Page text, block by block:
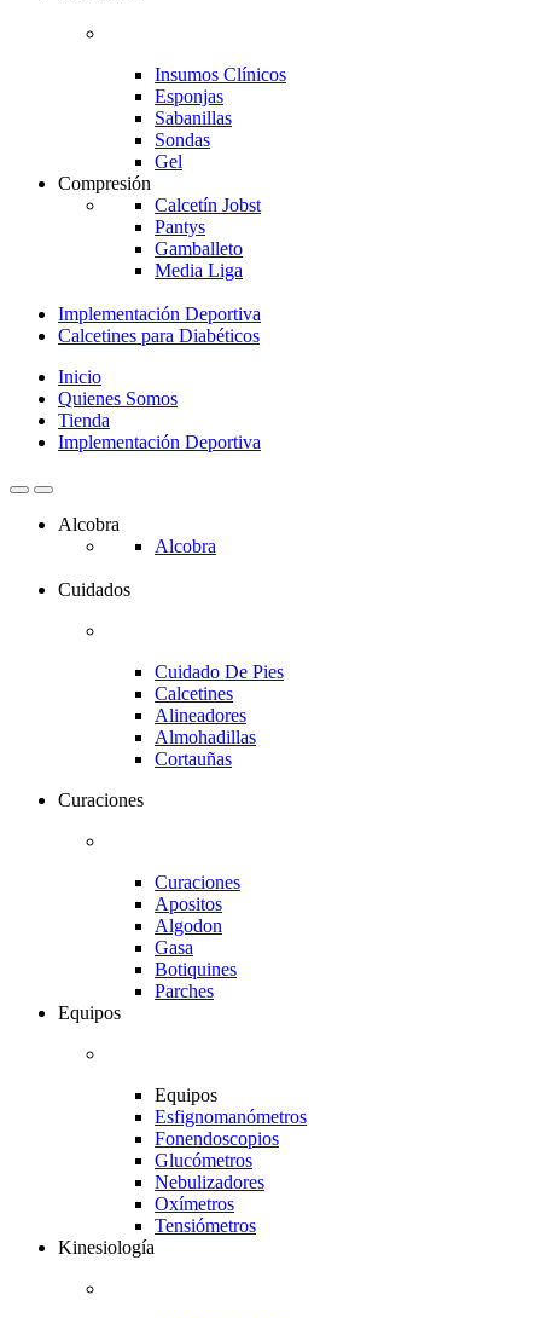
Insumos Clínicos
Esponjas
Sabanillas
Sondas
Gel
Compresión
Calcetín Jobst
Pantys
Gamballeto
Media Liga
Implementación Deportiva
Calcetines para Diabéticos
Inicio
Quienes Somos
Tienda
Implementación Deportiva
Alcobra
Alcobra
Cuidados
Cuidado De Pies
Calcetines
Alineadores
Almohadillas
Cortauñas
Curaciones
Curaciones
Apositos
Algodon
Gasa
Botiquines
Parches
Equipos
Equipos
Esfignomanómetros
Fonendoscopios
Glucómetros
Nebulizadores
Oxímetros
Tensiómetros
Kinesiología